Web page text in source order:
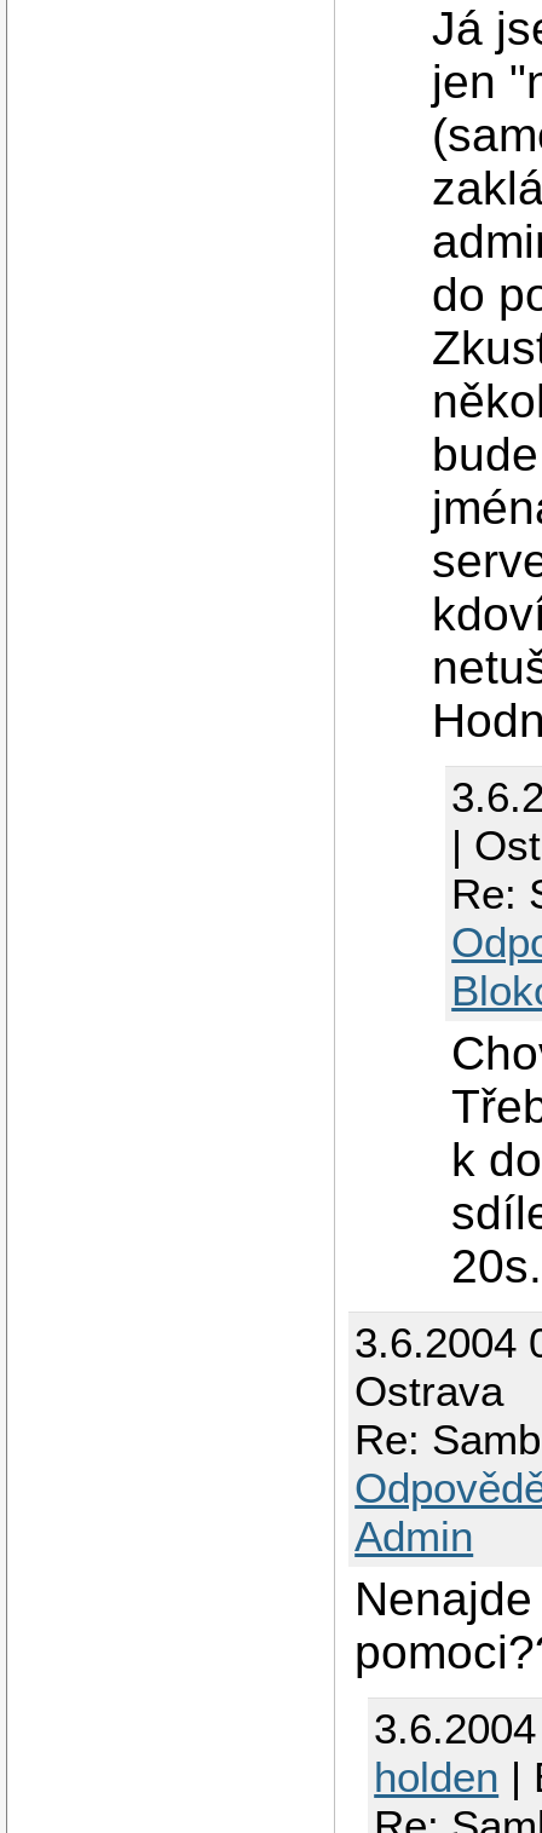
Já
jen
do
|
Re:
k
3.6.2004
Ostrava
Re:
Admin
holden |